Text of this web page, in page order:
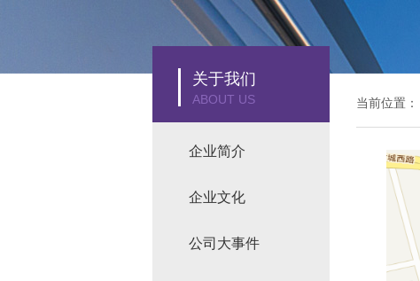
关于我们
ABOUT US
企业简介
企业文化
公司大事件
当前位置：